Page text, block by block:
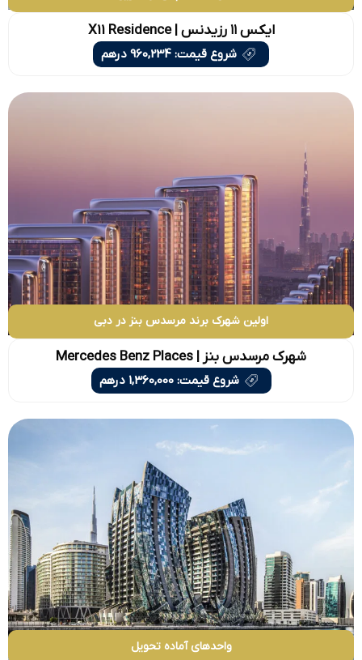
ایکس ۱۱ رزیدنس | X11 Residence
شروع قیمت: 960,234 درهم
اولین شهرک برند مرسدس بنز در دبی
شهرک مرسدس بنز | Mercedes Benz Places
شروع قیمت: 1,360,000 درهم
واحدهای آماده تحویل